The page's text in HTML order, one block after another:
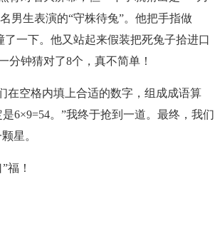
男生表演的“守株待兔”。他把手指做
一下。他又站起来假装把死兔子拾进口
分钟猜对了8个，真不简单！
在空格内填上合适的数字，组成成语算
6×9=54。”我终于抢到一道。最终，我们
星。
福！